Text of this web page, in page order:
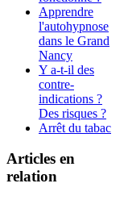
Apprendre
l'autohypnose
dans le Grand
Nancy
Y a-t-il des
contre-
indications ?
Des risques ?
Arrêt du tabac
Articles en
relation